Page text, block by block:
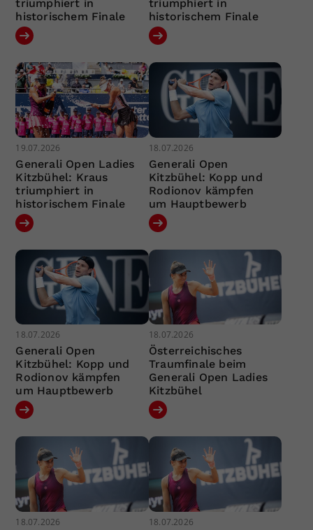
triumphiert in
historischem Finale
triumphiert in
historischem Finale
19.07.2026
Generali Open Ladies
Kitzbühel: Kraus
triumphiert in
historischem Finale
18.07.2026
Generali Open
Kitzbühel: Kopp und
Rodionov kämpfen
um Hauptbewerb
18.07.2026
Generali Open
Kitzbühel: Kopp und
Rodionov kämpfen
um Hauptbewerb
18.07.2026
Österreichisches
Traumfinale beim
Generali Open Ladies
Kitzbühel
18.07.2026 18.07.2026